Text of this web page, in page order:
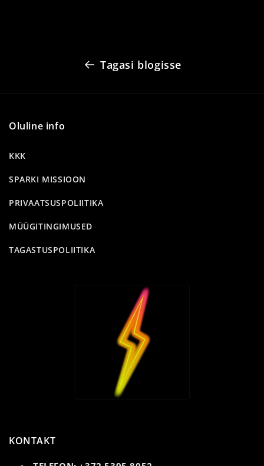
Tagasi blogisse
Oluline info
KKK
SPARKI MISSIOON
PRIVAATSUSPOLIITIKA
MÜÜGITINGIMUSED
TAGASTUSPOLIITIKA
KONTAKT